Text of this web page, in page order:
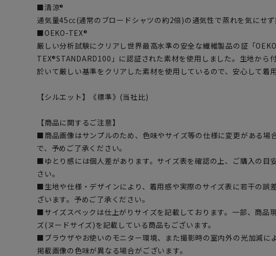
■清涼®
通気量45㏄(通常のブロードシャツの約2倍)の通気性で蒸れを気にせず
■OEKO-TEX®
厳しい分析試験にクリアし世界最高水準の安全な繊維製品の証「
TEX®STANDARD100」に認証された素材を使用しました。生地から
於いて厳しい基準をクリアした素材を使用しているので、安心して着
【シルエット】《標準》(当社比)
【商品に関するご注意】
■商品画像はサンプルのため、色味やサイズ等の仕様に変更がある場
で、予めご了承ください。
■ゆとり感には個人差があります。サイズ表を確認の上、ご購入の目
さい。
■生地や仕様・デザインにより、着用感や実際のサイズ表に若干の誤
ざいます。予めご了承ください。
■サイズスペックは仕上がりサイズを記載しております。一部、商品
ズ(ヌードサイズ)を記載している商品もございます。
■ブラウザやお使いのモニター環境、また撮影時の室内外の光加減に
掲載画像の色味が異なる場合がございます。